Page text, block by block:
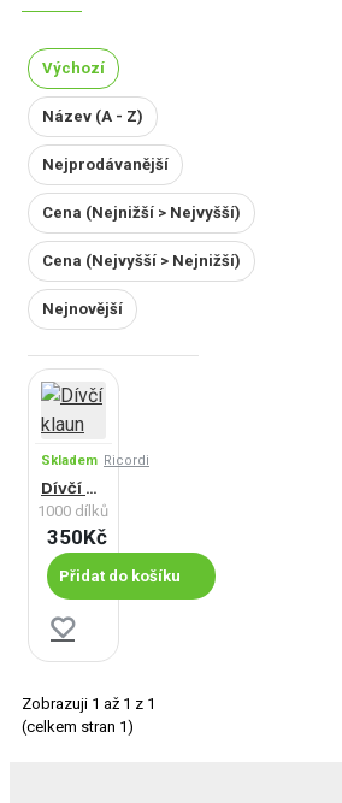
Výchozí
Název (A - Z)
Nejprodávanější
Cena (Nejnižší > Nejvyšší)
Cena (Nejvyšší > Nejnižší)
Nejnovější
Skladem Ricordi
Dívčí klaun
1000 dílků
350Kč
Přidat do košíku
Zobrazuji 1 až 1 z 1
(celkem stran 1)